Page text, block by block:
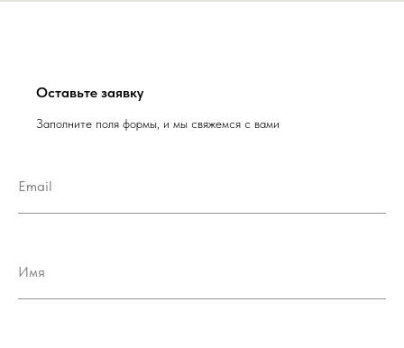
Оставьте заявку
Заполните поля формы, и мы свяжемся с вами